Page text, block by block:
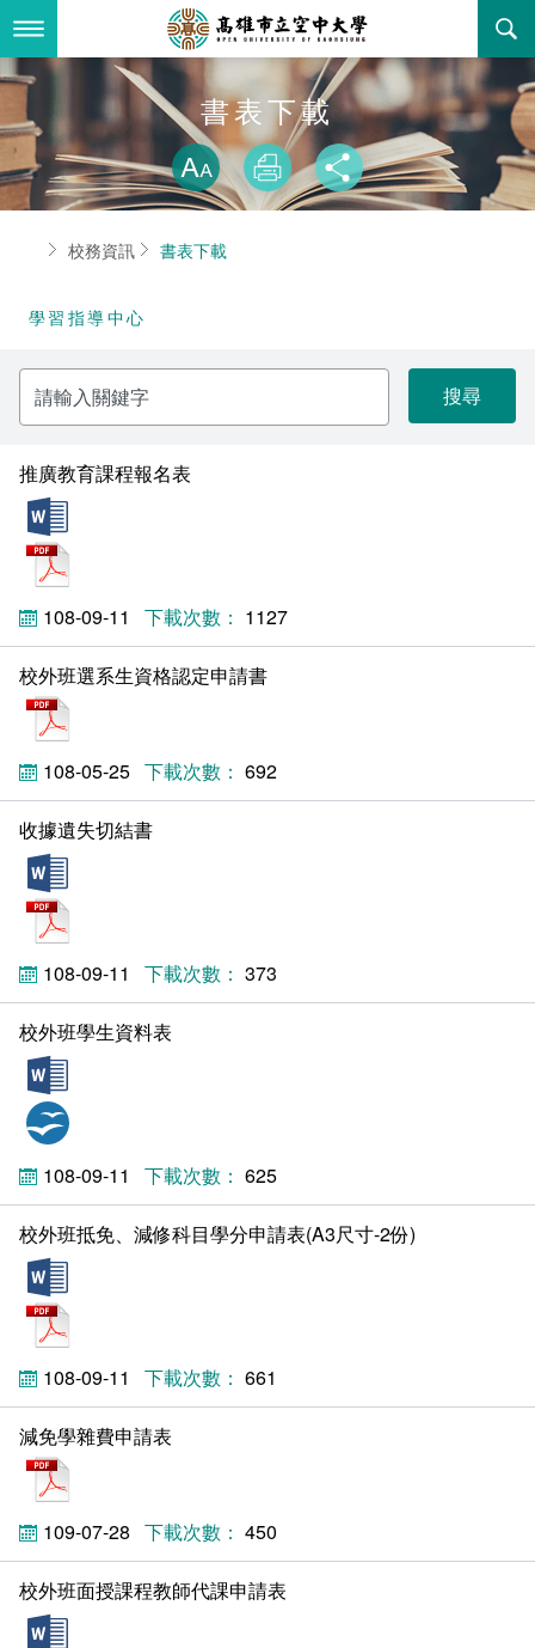
到
要
內最新消息
全部公告
教務公告
學系公告
行政公告
歷史訊息
新聞媒體專區
校園行事曆
報名系統
線上報名
線上報名查詢
關於本校
空大簡介
立案證明
空大校史
環境設備
本校位置
空大校刊
活動花絮
影音資訊
行政單位
行政單位簡介
我們的校長
教務處課務組
學習指導中心
輔導處
研發處
秘書處事務組
秘書處出納組
秘書處文書組
教學媒體處
電算中心
圖書館
會計室
人事室
學術單位
學術單位簡介
法律學系
大眾傳播學系
外國語文學系
文化藝術學系
科技管理學系
健康管理與促進學系
主題網站
資訊相關法規
校務資訊
新生報名
在學資訊
校務系統
課程大綱
網路選課
網路教學 3.0 (111-2學期啟用)
校園行事曆
校內系統
資訊服務線上報修系統
消耗品申請
會計預警及請購系統
教室‧會議室預約系統
線上報修最新消息
問卷調查
法令規章
書表下載
政府公開資訊
常見問答
意見信箱
各單位意見信箱
教師意見信箱
諮詢信箱
諮詢信箱進度查詢
影音資訊
書表下載
略過字型切
放大
列印 分享
首頁校務資訊 書表下載
學習指導中心
請
輸
入
關
字
推廣教育課程報名表
108-09-11 1127
校外班選系生資格認定申請書
108-05-25 692
收據遺失切結書
108-09-11 373
校外班學生資料表
108-09-11 625
校外班抵免、減修科目學分申請表(A3尺寸-2份)
108-09-11 661
減免學雜費申請表
109-07-28 450
校外班面授課程教師代課申請表